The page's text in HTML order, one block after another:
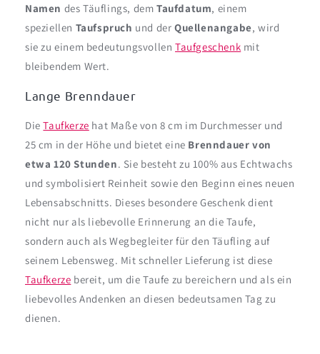
Namen des Täuflings, dem Taufdatum, einem
speziellen Taufspruch und derQuellenangabe, wird
sie zu einem bedeutungsvollenTaufgeschenk mit
bleibendem Wert.
Lange Brenndauer
DieTaufkerze hat Maße von 8 cm im Durchmesser und
25 cm in der Höhe und bietet eine Brenndauer von
etwa 120 Stunden. Sie besteht zu 100% aus Echtwachs
und symbolisiert Reinheit sowie den Beginn eines neuen
Lebensabschnitts. Dieses besondere Geschenk dient
nicht nur als liebevolle Erinnerung an die Taufe,
sondern auch als Wegbegleiter für den Täufling auf
seinem Lebensweg. Mit schneller Lieferung ist diese
Taufkerze bereit, um die Taufe zu bereichern und als ein
liebevolles Andenken an diesen bedeutsamen Tag zu
dienen.